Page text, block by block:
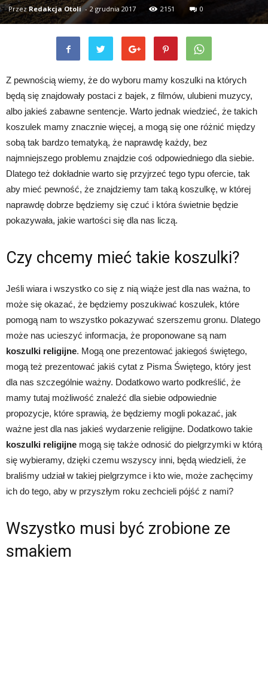
PrzezRedakcja Otoli - 2 grudnia 2017 2151 0
Z pewnością wiemy, że do wyboru mamy koszulki na których
będą się znajdowały postaci z bajek, z filmów, ulubieni muzycy,
albo jakieś zabawne sentencje. Warto jednak wiedzieć, że takich
koszulek mamy znacznie więcej, a mogą się one różnić między
sobą tak bardzo tematyką, że naprawdę każdy, bez
najmniejszego problemu znajdzie coś odpowiedniego dla siebie.
Dlatego też dokładnie warto się przyjrzeć tego typu ofercie, tak
aby mieć pewność, że znajdziemy tam taką koszulkę, w której
naprawdę dobrze będziemy się czuć i która świetnie będzie
pokazywała, jakie wartości się dla nas liczą.
Czy chcemy mieć takie koszulki?
Jeśli wiara i wszystko co się z nią wiąże jest dla nas ważna, to
może się okazać, że będziemy poszukiwać koszulek, które
pomogą nam to wszystko pokazywać szerszemu gronu. Dlatego
może nas ucieszyć informacja, że proponowane są nam
koszulki religijne. Mogą one prezentować jakiegoś świętego,
mogą też prezentować jakiś cytat z Pisma Świętego, który jest
dla nas szczególnie ważny. Dodatkowo warto podkreślić, że
mamy tutaj możliwość znaleźć dla siebie odpowiednie
propozycje, które sprawią, że będziemy mogli pokazać, jak
ważne jest dla nas jakieś wydarzenie religijne. Dodatkowo takie
koszulki religijne mogą się także odnosić do pielgrzymki w którą
się wybieramy, dzięki czemu wszyscy inni, będą wiedzieli, że
braliśmy udział w takiej pielgrzymce i kto wie, może zachęcimy
ich do tego, aby w przyszłym roku zechcieli pójść z nami?
Wszystko musi być zrobione ze
smakiem